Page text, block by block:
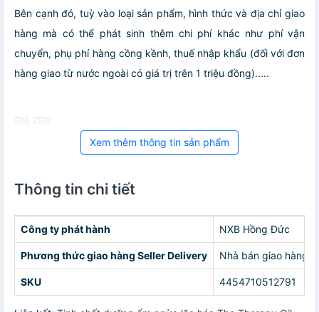
Bên cạnh đó, tuỳ vào loại sản phẩm, hình thức và địa chỉ giao
hàng mà có thể phát sinh thêm chi phí khác như phí vận
chuyển, phụ phí hàng cồng kềnh, thuế nhập khẩu (đối với đơn
hàng giao từ nước ngoài có giá trị trên 1 triệu đồng).....
Giá ZRX
Xem thêm thông tin sản phẩm
Thông tin chi tiết
Công ty phát hành NXB Hồng Đức
Phương thức giao hàng Seller Delivery Nhà bán giao hàng
SKU 4454710512791